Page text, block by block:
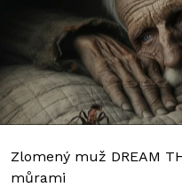
Zlomený muž DREAM
můrami